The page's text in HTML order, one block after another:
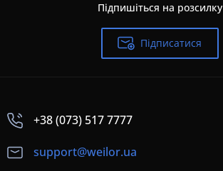
Підпишіться на розсилку
Підписатися
+38 (073) 517 7777
support@weilor.ua